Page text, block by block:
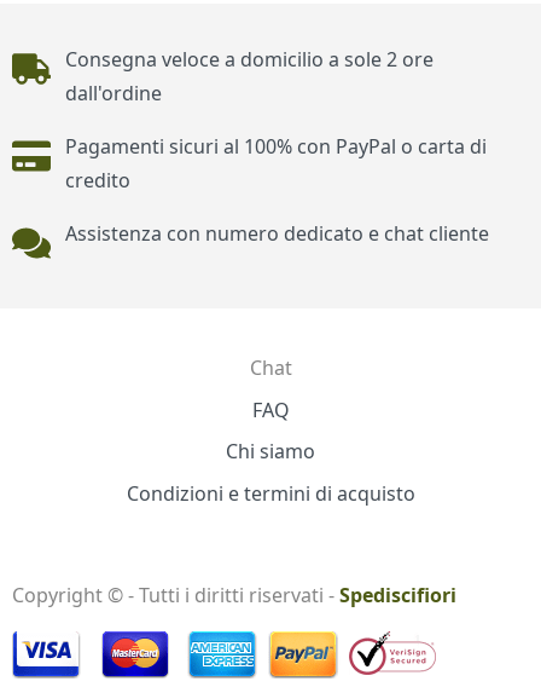
Piè di pagina
Consegna veloce a domicilio a sole 2 ore
dall'ordine
Pagamenti sicuri al 100% con PayPal o carta di
credito
Assistenza con numero dedicato e chat cliente
Chat
FAQ
Chi siamo
Condizioni e termini di acquisto
Copyright © - Tutti i diritti riservati -Spediscifiori